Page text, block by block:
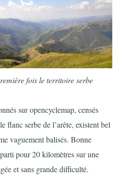
fois le territoire serbe
sur opencyclemap, censés
flanc serbe de l’arête, existent bel
vaguement balisés. Bonne
pour 20 kilomètres sur une
et sans grande difficulté.